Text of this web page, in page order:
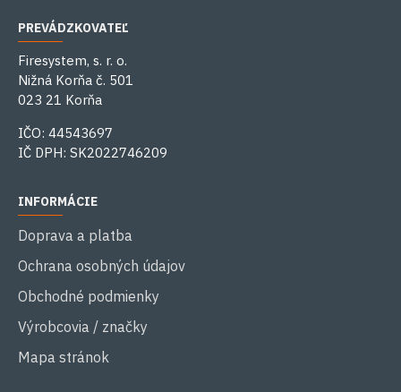
PREVÁDZKOVATEĽ
Firesystem, s. r. o.
Nižná Korňa č. 501
023 21 Korňa
IČO: 44543697
IČ DPH: SK2022746209
INFORMÁCIE
Doprava a platba
Ochrana osobných údajov
Obchodné podmienky
Výrobcovia / značky
Mapa stránok